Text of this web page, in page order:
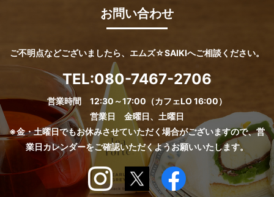
お問い合わせ
ご不明点などございましたら、エムズ☆SAIKIへご相談ください。
TEL:080-7467-2706
営業時間 12:30～17:00（カフェLO 16:00）
営業日 金曜日、土曜日
※金・土曜日でもお休みさせていただく場合がございますので、営
業日カレンダーをご確認いただくようお願いいたします。